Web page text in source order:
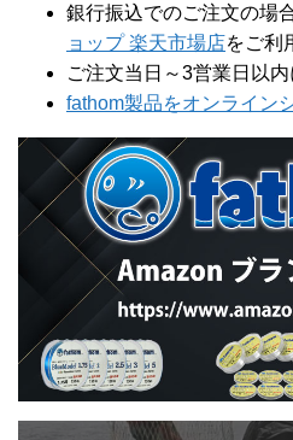
銀行振込でのご注文の場
ョップ 楽天市場店をご利
ご注文当日～3営業日以内
fathom製品をオンライン